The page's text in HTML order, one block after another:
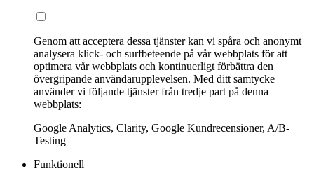
Genom att acceptera dessa tjänster kan vi spåra och anonymt
analysera klick- och surfbeteende på vår webbplats för att
optimera vår webbplats och kontinuerligt förbättra den
övergripande användarupplevelsen. Med ditt samtycke
använder vi följande tjänster från tredje part på denna
webbplats:
Google Analytics, Clarity, Google Kundrecensioner, A/B-
Testing
Funktionell